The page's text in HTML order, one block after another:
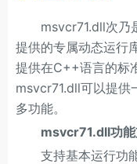
msvcr71.dll次乃是
提供的专属动态运行
提供在C++语言的标
msvcr71.dll可以提供
多功能。
msvcr71.dll功
支持基本运行功能